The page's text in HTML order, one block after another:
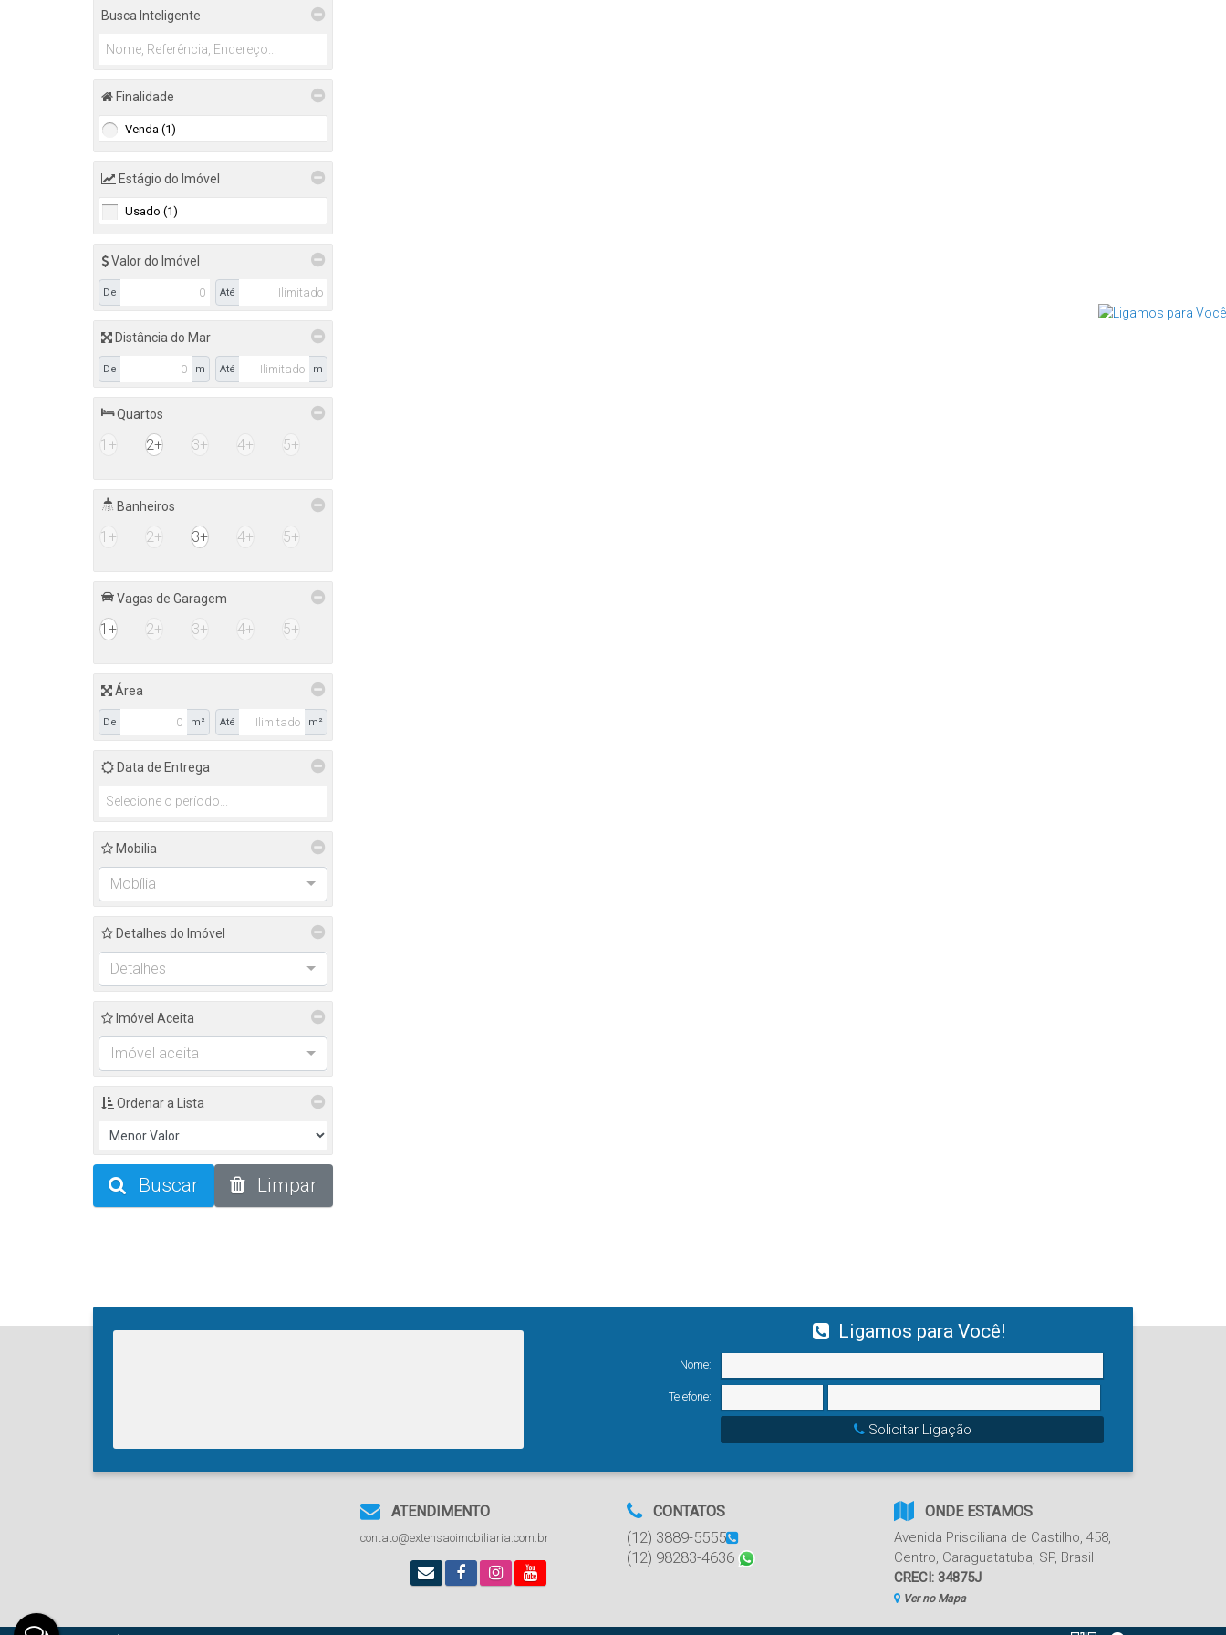
Camburi (1)
Busca Inteligente
Finalidade
Venda (1)
Estágio do Imóvel
Usado (1)
Valor do Imóvel
De Até
Distância do Mar
De m Até m
Quartos
1+ 2+ 3+ 4+ 5+
Banheiros
1+ 2+ 3+ 4+ 5+
Vagas de Garagem
1+ 2+ 3+ 4+ 5+
Área
De m² Até m²
Data de Entrega
Mobilia
Mobília
Detalhes do Imóvel
Detalhes
Imóvel Aceita
Imóvel aceita
Ordenar a Lista
Buscar Limpar
Ligamos para Você!
Nome:
Telefone:
Solicitar Ligação
ATENDIMENTO
contato@extensaoimobiliaria.com.br
CONTATOS
(12) 3889-5555
(12) 98283-4636
ONDE ESTAMOS
Avenida Prisciliana de Castilho, 458,
Centro, Caraguatatuba, SP, Brasil
CRECI: 34875J
Ver no Mapa